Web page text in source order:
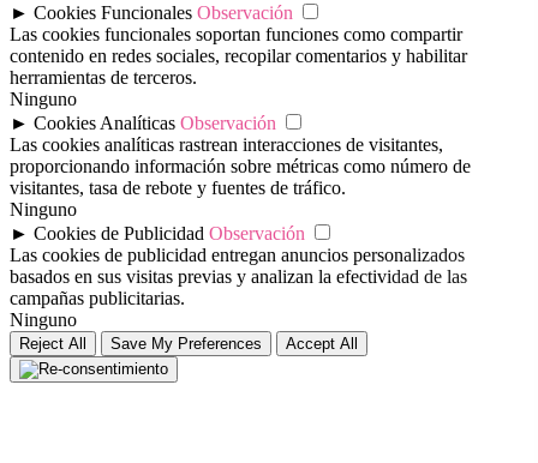
► Cookies Funcionales Observación
Las cookies funcionales soportan funciones como compartir
contenido en redes sociales, recopilar comentarios y habilitar
herramientas de terceros.
Ninguno
► Cookies Analíticas Observación
Las cookies analíticas rastrean interacciones de visitantes,
proporcionando información sobre métricas como número de
visitantes, tasa de rebote y fuentes de tráfico.
Ninguno
► Cookies de Publicidad Observación
Las cookies de publicidad entregan anuncios personalizados
basados en sus visitas previas y analizan la efectividad de las
campañas publicitarias.
Ninguno
Reject All Save My Preferences Accept All